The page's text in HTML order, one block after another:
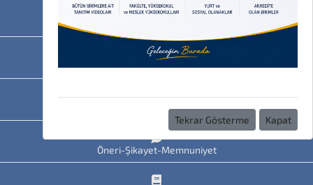
HAVİS
Uzaktan Eğitim
Öneri-Şikayet-Memnuniyet
Tekrar Gösterme Kapat